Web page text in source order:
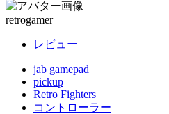
中…
retrogamer
レビュー
jab gamepad
pickup
Retro Fighters
コントローラー